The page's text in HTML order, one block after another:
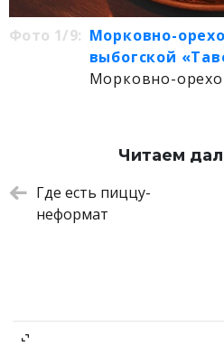
Фото 1/9: Морковно-
выбогской
Морковно-
Читаем
Где есть пиццу-
неформат